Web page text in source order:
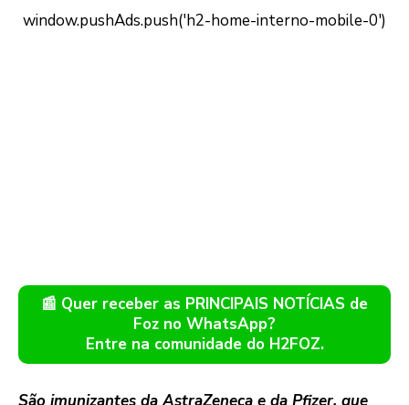
📰 Quer receber as PRINCIPAIS NOTÍCIAS de
Foz no WhatsApp?
Entre na comunidade do H2FOZ.